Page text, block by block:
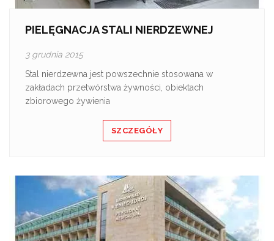
PIELĘGNACJA STALI NIERDZEWNEJ
3 grudnia 2015
Stal nierdzewna jest powszechnie stosowana w
zakładach przetwórstwa żywności, obiektach
zbiorowego żywienia
SZCZEGÓŁY